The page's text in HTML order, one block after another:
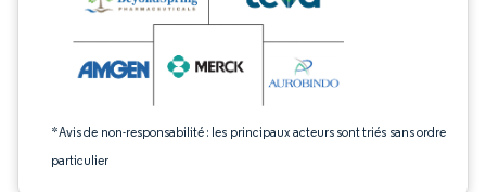
*Avis de non-responsabilité : les principaux acteurs sont triés sans ordre
particulier